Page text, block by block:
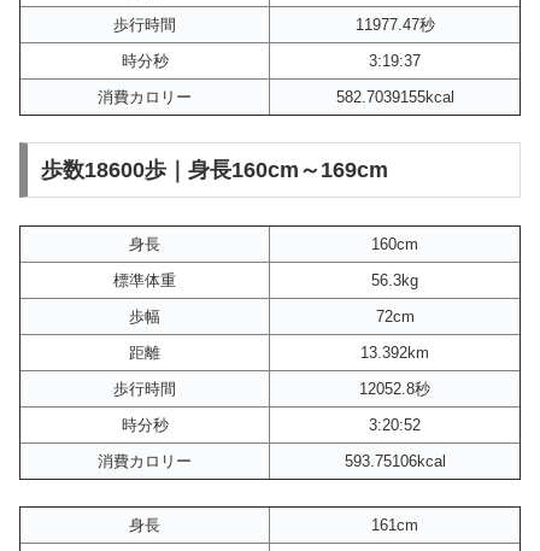
歩行時間
11977.47秒
時分秒
3:19:37
消費カロリー
582.7039155kcal
歩数18600歩｜身長160cm～169cm
身長
160cm
標準体重
56.3kg
歩幅
72cm
距離
13.392km
歩行時間
12052.8秒
時分秒
3:20:52
消費カロリー
593.75106kcal
身長
161cm